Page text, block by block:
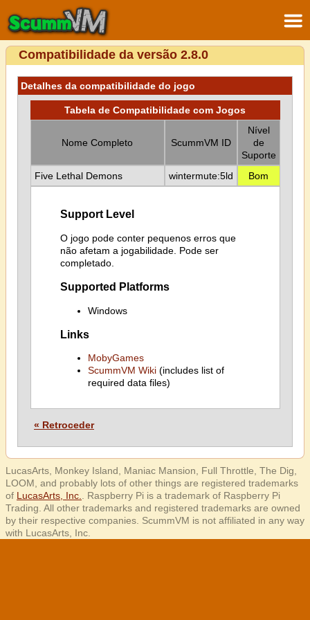
Compatibilidade da versão 2.8.0
Detalhes da compatibilidade do jogo
Tabela de Compatibilidade com Jogos
Nome Completo ScummVM ID
Nível
de
Suporte
Five Lethal Demons
wintermute:5ld Bom
Support Level
O jogo pode conter pequenos erros que
não afetam a jogabilidade. Pode ser
completado.
Supported Platforms
Windows
Links
MobyGames
ScummVM Wiki(includes list of
required data files)
« Retroceder
LucasArts, Monkey Island, Maniac Mansion, Full Throttle, The Dig,
LOOM, and probably lots of other things are registered trademarks
of LucasArts, Inc.
. Raspberry Pi is a trademark of Raspberry Pi
Trading. All other trademarks and registered trademarks are owned
by their respective companies. ScummVM is not affiliated in any way
with LucasArts, Inc.